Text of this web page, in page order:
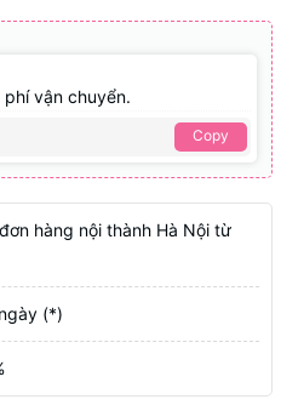
phí vận chuyển.
Copy
hàng nội thành Hà Nội từ
(*)